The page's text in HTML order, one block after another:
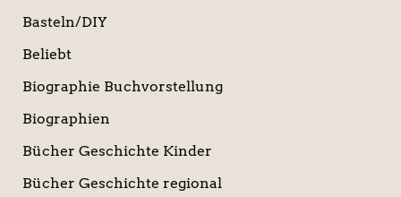
Basteln/DIY
Beliebt
Biographie Buchvorstellung
Biographien
Bücher Geschichte Kinder
Bücher Geschichte regional